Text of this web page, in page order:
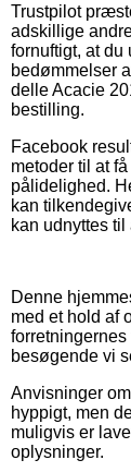
Trustpilot
adskillige
fornuftigt, at
bedømmelser
delle Acacie
bestilling.
Facebook
metoder til at
pålidelighed.
kan
kan udnyttes
Denne
med et hold af
besøgende vi
Anvisninger
hyppigt, men
muligvis er
oplysninger.